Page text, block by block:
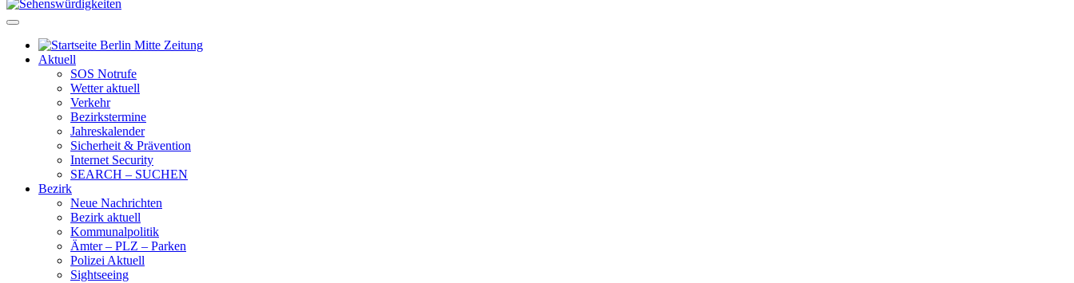
Aktuell
SOS Notrufe
Wetter aktuell
Verkehr
Bezirkstermine
Jahreskalender
Sicherheit & Prävention
Internet Security
SEARCH – SUCHEN
Bezirk
Neue Nachrichten
Bezirk aktuell
Kommunalpolitik
Ämter – PLZ – Parken
Polizei Aktuell
Sightseeing